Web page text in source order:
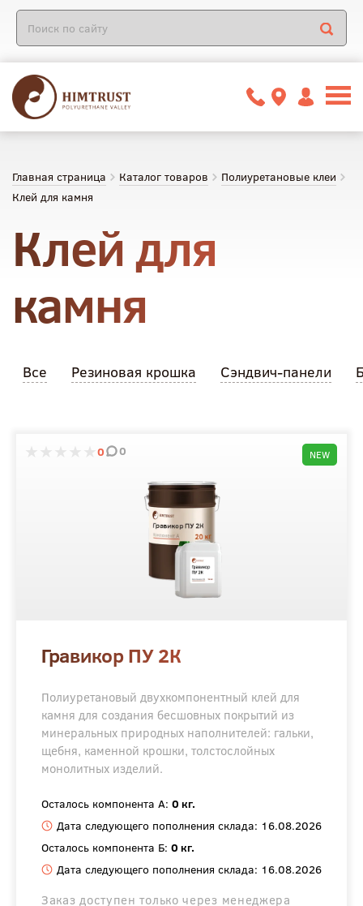
Главная страница Каталог товаров
Полиуретановые клеи
Клей для камня
Клей для
камня
Все Резиновая крошка Сэндвич-панели
0 0 NEW
Гравикор ПУ 2К
Полиуретановый двухкомпонентный клей для
камня для создания бесшовных покрытий из
минеральных природных наполнителей: гальки,
щебня, каменной крошки, толстослойных
монолитных изделий.
Осталось компонента А: 0 кг.
Дата следующего пополнения склада: 16.08.2026
Осталось компонента Б: 0 кг.
Дата следующего пополнения склада: 16.08.2026
Заказ доступен только через менеджера